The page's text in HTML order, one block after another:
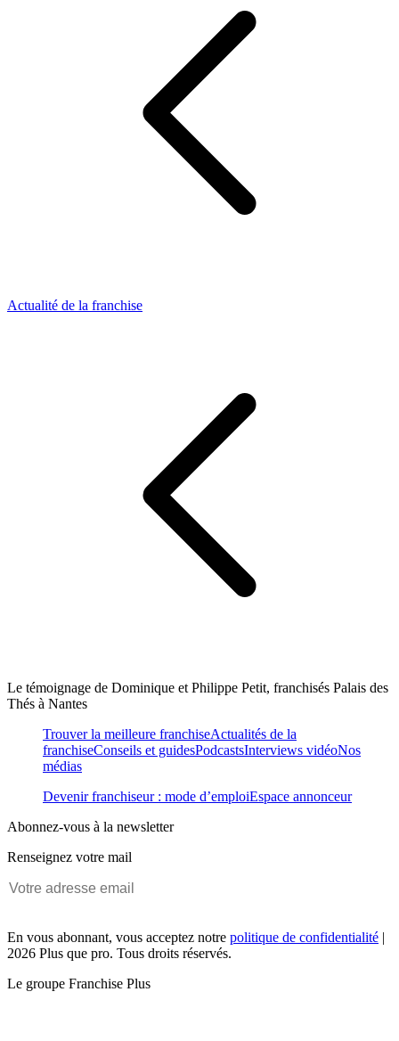
Actualité de la franchise
Le témoignage de Dominique et Philippe Petit, franchisés Palais des
Thés à Nantes
Trouver la meilleure franchiseActualités de la
franchiseConseils et guidesPodcastsInterviews vidéoNos
médias
Devenir franchiseur : mode d’emploiEspace annonceur
Abonnez-vous à la newsletter
Renseignez votre mail
En vous abonnant, vous acceptez notre politique de confidentialité |
2026 Plus que pro. Tous droits réservés.
Le groupe Franchise Plus